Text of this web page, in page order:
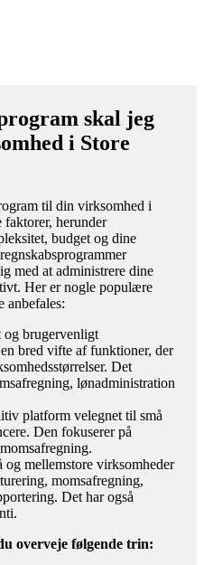
skal jeg
i Store
til din virksomhed i
herunder
budget og dine
med at administrere dine
Her er nogle populære
anbefales:
brugervenligt
bred vifte af funktioner, der
Det
lønadministration
platform velegnet til små
Den fokuserer på
og mellemstore virksomheder
momsafregning,
Det har også
overveje følgende trin: